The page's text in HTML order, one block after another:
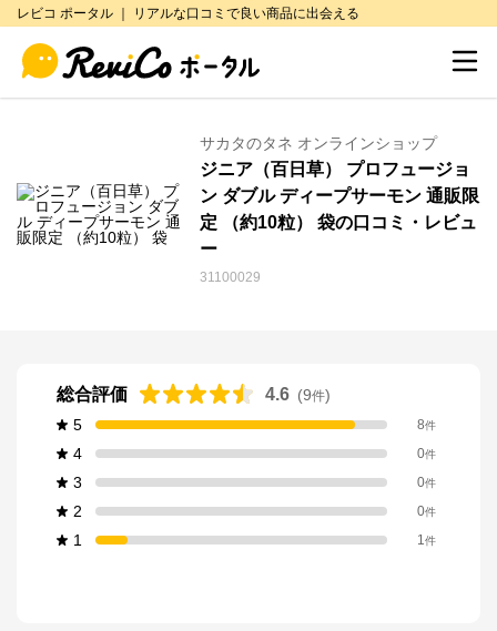
レビコ ポータル ｜ リアルな口コミで良い商品に出会える
サカタのタネ オンラインショップ
ジニア（百日草） プロフュージョ
ン ダブル ディープサーモン 通販限
定 （約10粒） 袋の口コミ・レビュ
ー
31100029
総合評価 4.6 (9件)
5
8件
4 0件
3 0件
2 0件
1 1件